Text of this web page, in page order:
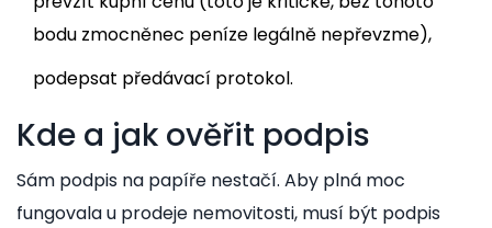
bodu zmocněnec peníze legálně nepřevzme),
podepsat předávací protokol.
Kde a jak ověřit podpis
Sám podpis na papíře nestačí. Aby plná moc
fungovala u prodeje nemovitosti, musí být podpis